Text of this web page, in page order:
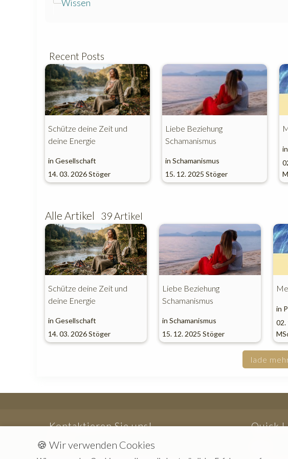
Wissen
Recent Posts
Schütze deine Zeit und
deine Energie
in Gesellschaft
14. 03. 2026 Stöger
Liebe Beziehung
Schamanismus
in Schamanismus
15. 12. 2025 Stöger
in
Alle Artikel 39 Artikel
Schütze deine Zeit und
deine Energie
in Gesellschaft
14. 03. 2026 Stöger
Liebe Beziehung
Schamanismus
in Schamanismus
15. 12. 2025 Stöger
in
02.
lade
Kontaktieren Sie uns! Quick
🍪 Wir verwenden Cookies